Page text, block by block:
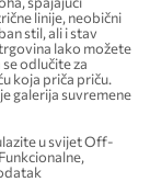
linije, neobični
stil, ali i stav
lako možete
odlučite za
koja priča priču.
galerija suvremene
u svijet Off-